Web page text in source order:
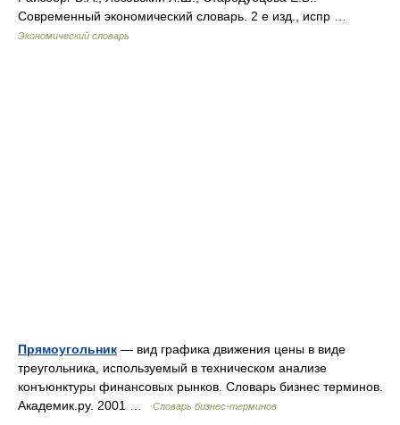
Современный экономический словарь. 2 е изд., испр …
Экономический словарь
Прямоугольник — вид графика движения цены в виде
треугольника, используемый в техническом анализе
конъюнктуры финансовых рынков. Словарь бизнес терминов.
Академик.ру. 2001 …
Словарь бизнес-терминов